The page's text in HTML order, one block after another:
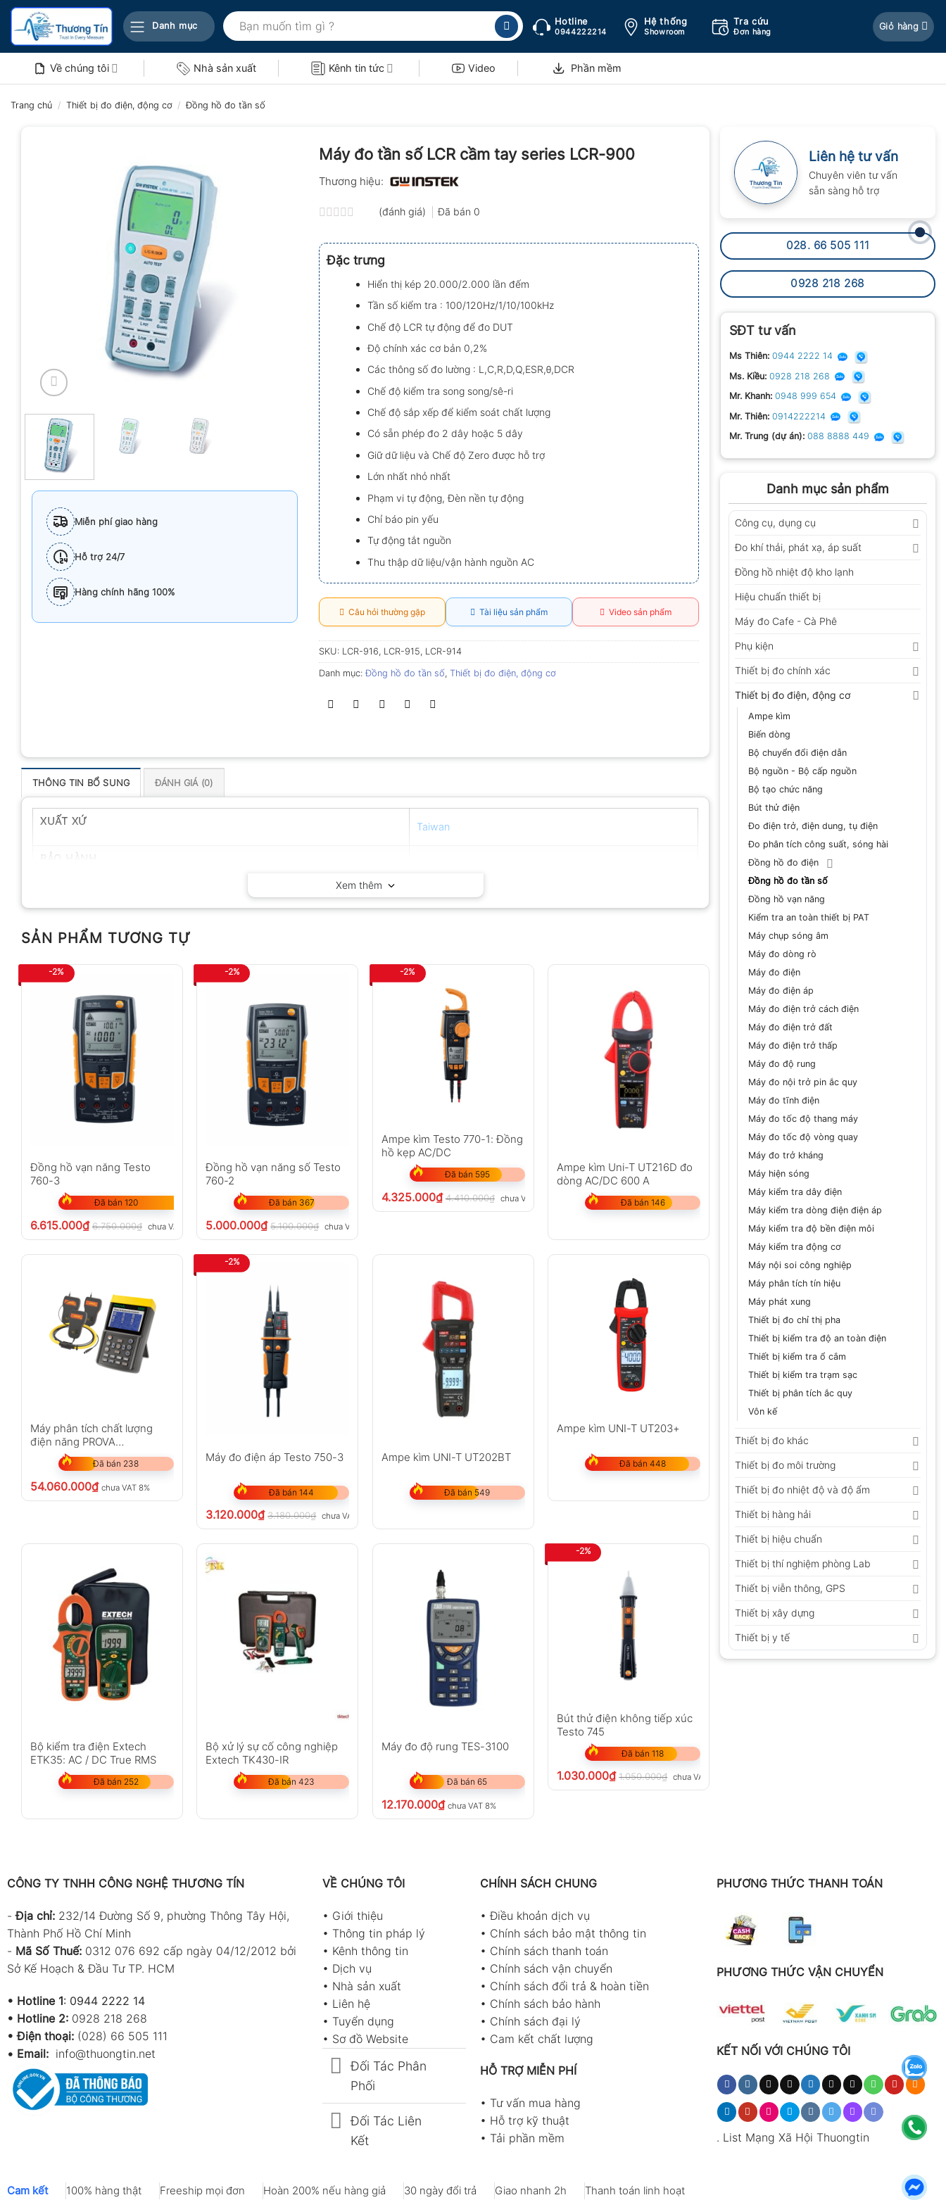
Bỏ
nội
Danh mục
Tìm
kiếm:
Hotline
0944222214
Hệ thống
Showroom
Tra cứu
Đơn hàng
Giỏ hàng
Về chúng tôi Nhà sản xuất Kênh tin tức Video Phần mềm
Trang chủ / Thiết bị đo điện, động cơ / Đồng hồ đo tần số
Liên hệ tư vấn
Chuyên viên tư vấn
sẵn sàng hỗ trợ
028. 66 505 111
0928 218 268
SĐT tư vấn
Ms Thiên: 0944 2222 14
Ms. Kiều: 0928 218 268
Mr. Khanh: 0948 999 654
Mr. Thiên: 0914222214
Mr. Trung (dự án): 088 8888 449
Danh mục sản phẩm
Công cụ, dụng cụ
Đo khí thải, phát xạ, áp suất
Đồng hồ nhiệt độ kho lạnh
Hiệu chuẩn thiết bị
Máy đo Cafe - Cà Phê
Phụ kiện
Thiết bị đo chính xác
Thiết bị đo điện, động cơ
Ampe kìm
Biến dòng
Bộ chuyển đổi điện dẫn
Bộ nguồn - Bộ cấp nguồn
Bộ tạo chức năng
Bút thử điện
Đo điện trở, điện dung, tụ điện
Đo phân tích công suất, sóng hài
Đồng hồ đo điện
Đồng hồ đo tần số
Đồng hồ vạn năng
Kiểm tra an toàn thiết bị PAT
Máy chụp sóng âm
Máy đo dòng rò
Máy đo điện
Máy đo điện áp
Máy đo điện trở cách điện
Máy đo điện trở đất
Máy đo điện trở thấp
Máy đo độ rung
Máy đo nội trở pin ắc quy
Máy đo tĩnh điện
Máy đo tốc độ thang máy
Máy đo tốc độ vòng quay
Máy đo trở kháng
Máy hiện sóng
Máy kiểm tra dây điện
Máy kiểm tra dòng điện điện áp
Máy kiểm tra độ bền điện môi
Máy kiểm tra động cơ
Máy nội soi công nghiệp
Máy phân tích tín hiệu
Máy phát xung
Thiết bị đo chỉ thị pha
Thiết bị kiểm tra độ an toàn điện
Thiết bị kiểm tra ổ cắm
Thiết bị kiểm tra trạm sạc
Thiết bị phân tích ắc quy
Vôn kế
Thiết bị đo khác
Thiết bị đo môi trường
Thiết bị đo nhiệt độ và độ ẩm
Thiết bị hàng hải
Thiết bị hiệu chuẩn
Thiết bị thí nghiệm phòng Lab
Thiết bị viễn thông, GPS
Thiết bị xây dựng
Thiết bị y tế
Miễn phí giao hàng
Hỗ trợ 24/7
Hàng chính hãng 100%
Máy đo tần số LCR cầm tay series LCR-900
Thương hiệu:
xếp
hạng
0.0
5
sao
(đánh giá) Đã bán 0
Đặc trưng
Hiển thị kép 20.000/2.000 lần đếm
Tần số kiểm tra : 100/120Hz/1/10/100kHz
Chế độ LCR tự động để đo DUT
Độ chính xác cơ bản 0,2%
Các thông số đo lường : L,C,R,D,Q,ESR,θ,DCR
Chế độ kiểm tra song song/sê-ri
Chế độ sắp xếp để kiểm soát chất lượng
Có sẵn phép đo 2 dây hoặc 5 dây
Giữ dữ liệu và Chế độ Zero được hỗ trợ
Lớn nhất nhỏ nhất
Phạm vi tự động, Đèn nền tự động
Chỉ báo pin yếu
Tự động tắt nguồn
Thu thập dữ liệu/vận hành nguồn AC
Câu hỏi thường gặp Tài liệu sản phẩm Video sản phẩm
SKU: LCR-916, LCR-915, LCR-914
Danh mục:Đồng hồ đo tần số, Thiết bị đo điện, động cơ
THÔNG TIN BỔ SUNG ĐÁNH GIÁ (0)
XUẤT XỨ Taiwan
Xem thêm
SẢN PHẨM TƯƠNG TỰ
-2%
Đồng hồ vạn năng Testo
760-3
Đã bán 120
6.615.000₫ 6.750.000₫ chưa VAT 8%
-2%
Đồng hồ vạn năng số Testo
760-2
Đã bán 367
5.000.000₫ 5.100.000₫ chưa VAT 8%
-2%
Ampe kìm Testo 770-1: Đồng
hồ kẹp AC/DC
Đã bán 595
4.325.000₫ 4.410.000₫ chưa VAT 8%
Ampe kìm Uni-T UT216D đo
dòng AC/DC 600 A
Đã bán 146
Máy phân tích chất lượng
điện năng PROVA
6830A+3009 (1200A)
Đã bán 238
54.060.000₫ chưa VAT 8%
-2%
Máy đo điện áp Testo 750-3
Đã bán 144
3.120.000₫ 3.180.000₫ chưa VAT 8%
Ampe kìm UNI-T UT202BT
Đã bán 549
Ampe kìm UNI-T UT203+
Đã bán 448
Bộ kiểm tra điện Extech
ETK35: AC / DC True RMS
Đã bán 252
Bộ xử lý sự cố công nghiệp
Extech TK430-IR
Đã bán 423
Máy đo độ rung TES-3100
Đã bán 65
12.170.000₫ chưa VAT 8%
-2%
Bút thử điện không tiếp xúc
Testo 745
Đã bán 118
1.030.000₫ 1.050.000₫ chưa VAT 8%
CÔNG TY TNHH CÔNG NGHỆ THƯƠNG TÍN
-Địa chỉ: 232/14 Đường Số 9, phường Thông Tây Hội,
Thành Phố Hồ Chí Minh
- Mã Số Thuế: 0312 076 692 cấp ngày 04/12/2012 bởi
Sở Kế Hoạch & Đầu Tư TP. HCM
• Hotline 1: 0944 2222 14
• Hotline 2: 0928 218 268
• Điện thoại: (028) 66 505 111
• Email: info@thuongtin.net
VỀ CHÚNG TÔI
• Giới thiệu
• Thông tin pháp lý
• Kênh thông tin
• Dịch vụ
• Nhà sản xuất
• Liên hệ
• Tuyển dụng
• Sơ đồ Website
Đối Tác Phân
Phối
Đối Tác Liên
Kết
CHÍNH SÁCH CHUNG
•Điều khoản dịch vụ
• Chính sách bảo mật thông tin
• Chính sách thanh toán
• Chính sách vận chuyển
• Chính sách đổi trả & hoàn tiền
• Chính sách bảo hành
• Chính sách đại lý
• Cam kết chất lượng
HỖ TRỢ MIỄN PHÍ
• Tư vấn mua hàng
• Hỗ trợ kỹ thuật
• Tải phần mềm
PHƯƠNG THỨC THANH TOÁN
PHƯƠNG THỨC VẬN CHUYỂN
KẾT NỐI VỚI CHÚNG TÔI
. List Mạng Xã Hội Thuongtin
Cam kết 100% hàng thật Freeship mọi đơn Hoàn 200% nếu hàng giả 30 ngày đổi trả Giao nhanh 2h Thanh toán linh hoạt